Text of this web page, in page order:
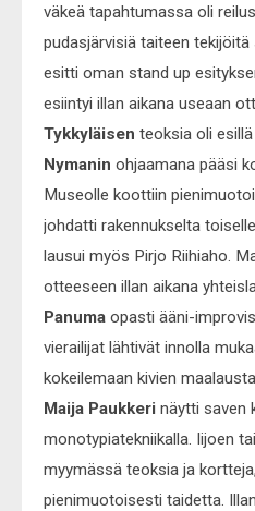
väkeä tapahtumassa oli
pudasjärvisiä taiteen
esitti oman stand up
esiintyi illan aikana useaan
Tykkyläisen teoksia oli
Nymanin ohjaamana pääsi
Museolle koottiin
johdatti rakennukselta
lausui myös Pirjo Riihiaho.
otteeseen illan aikana
Panuma opasti ääni-
vierailijat lähtivät innolla
kokeilemaan kivien
Maija Paukkeri näytti saven
monotypiatekniikalla. Iijoen
myymässä teoksia ja
pienimuotoisesti taidetta.